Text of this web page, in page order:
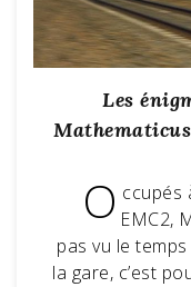
Les
O ccupés
EMC2,
pas vu le
la gare, c’est